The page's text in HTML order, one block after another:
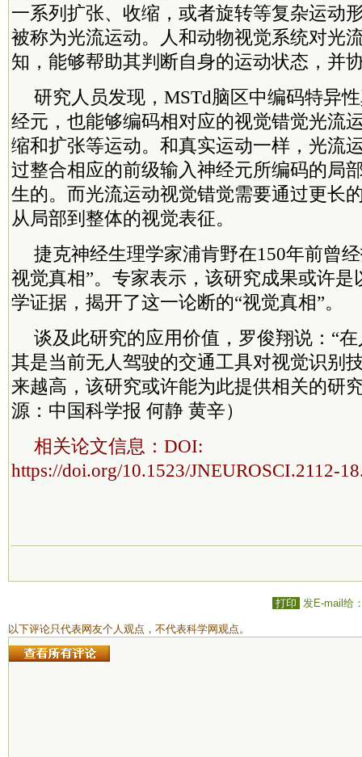
一系列扩张、收缩，或者旋转等复杂运动
被称为光流运动。人和动物视觉系统对光
知，能够帮助其判断自身的运动状态，并
研究人员发现，MSTd脑区中编码特异
经元，也能够编码相对应的视觉错觉光流
缩和扩张等运动。和真实运动一样，光流
过整合相应的前级输入神经元所编码的局
生的。而光流运动视觉错觉需要通过更长
从局部到整体的视觉表征。
捷克神经生理学家浦肯野在150年前曾
视觉真相”。专家表示，该研究成果或许
学证据，揭开了这一论断的“视觉真相”。
谈及此研究的应用价值，罗俊翔说：“
其是当前无人驾驶的交通工具对视觉识别
来越高，该研究或许能为此提供相关的研
源：中国科学报 何静 黄辛）
相关论文信息：DOI:
https://doi.org/10.1523/JNEUROSCI.2112-
打印 发E-mail给
以下评论只代表网友个人观点，不代表科学网观点。